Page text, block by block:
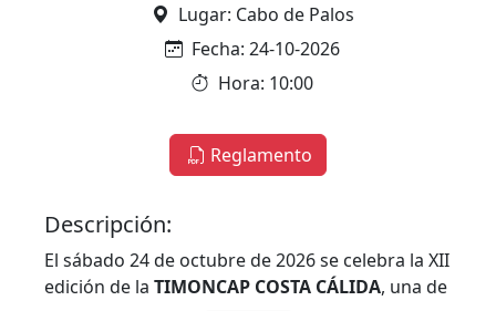
Lugar: Cabo de Palos
Fecha: 24-10-2026
Hora: 10:00
Reglamento
Descripción:
El sábado 24 de octubre de 2026 se celebra la XII
edición de la TIMONCAP COSTA CÁLIDA, una de